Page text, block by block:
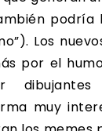
podría
Los
por el
muy